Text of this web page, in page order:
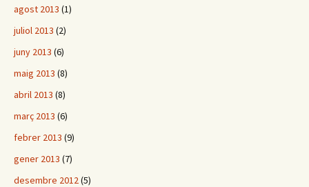
agost 2013 (1)
juliol 2013 (2)
juny 2013 (6)
maig 2013 (8)
abril 2013 (8)
març 2013 (6)
febrer 2013 (9)
gener 2013 (7)
desembre 2012(5)